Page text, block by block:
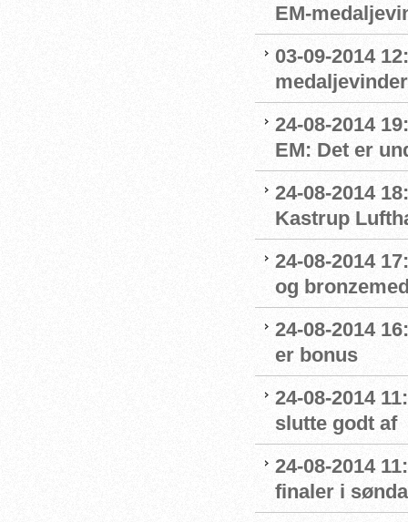
EM-
03-09-2014
24-08-2014
EM: Det er
24-08-2014
Kastrup
24-08-2014
og
24-08-2014
er bonus
24-08-2014
slutte godt af
24-08-2014
finaler i